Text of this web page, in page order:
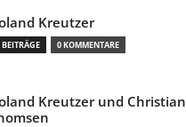
Kreutzer
BEITRÄGE 0 KOMMENTARE
Kreutzer und Christian